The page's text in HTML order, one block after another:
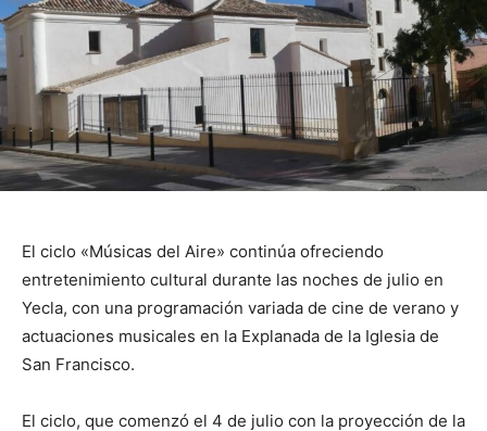
El ciclo «Músicas del Aire» continúa ofreciendo
entretenimiento cultural durante las noches de julio en
Yecla, con una programación variada de cine de verano y
actuaciones musicales en la Explanada de la Iglesia de
San Francisco.
El ciclo, que comenzó el 4 de julio con la proyección de la